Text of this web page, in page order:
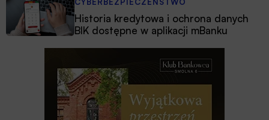
Historia kredytowa i ochrona danych
BIK dostępne w aplikacji mBanku